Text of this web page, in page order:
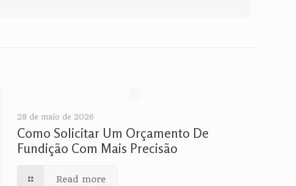
28 de maio de 2026
Como Solicitar Um Orçamento De
Fundição Com Mais Precisão
Read more